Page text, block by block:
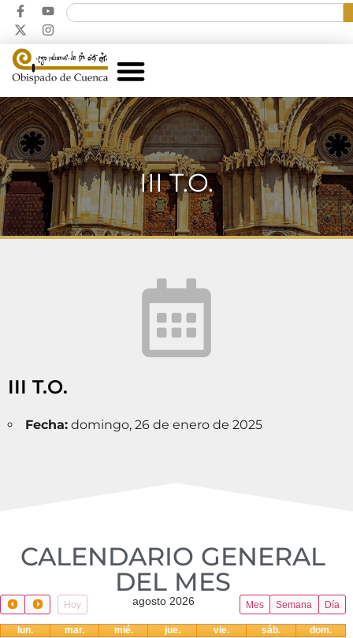
III T.O.
III T.O.
Fecha: domingo, 26 de enero de 2025
CALENDARIO GENERAL
DEL MES​
Hoy Mes Semana Día
agosto 2026
lun. mar. mié. jue. vie. sáb.
dom.